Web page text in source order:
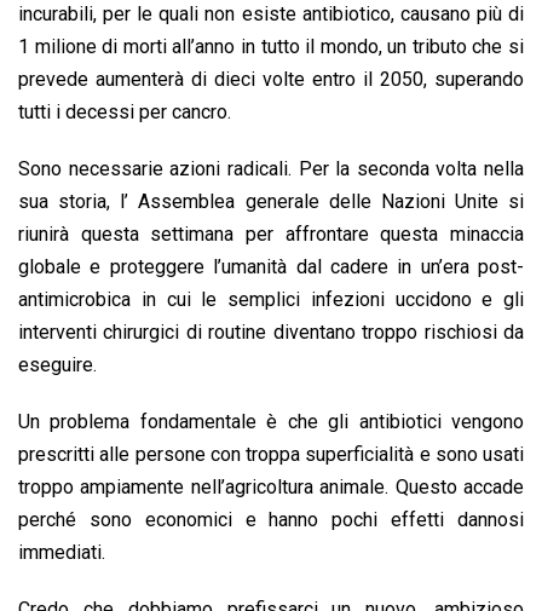
incurabili, per le quali non esiste antibiotico, causano più di
1 milione di morti all’anno in tutto il mondo, un tributo che si
prevede aumenterà di dieci volte entro il 2050, superando
tutti i decessi per cancro.
Sono necessarie azioni radicali. Per la seconda volta nella
sua storia, l’ Assemblea generale delle Nazioni Unite si
riunirà questa settimana per affrontare questa minaccia
globale e proteggere l’umanità dal cadere in un’era post-
antimicrobica in cui le semplici infezioni uccidono e gli
interventi chirurgici di routine diventano troppo rischiosi da
eseguire.
Un problema fondamentale è che gli antibiotici vengono
prescritti alle persone con troppa superficialità e sono usati
troppo ampiamente nell’agricoltura animale. Questo accade
perché sono economici e hanno pochi effetti dannosi
immediati.